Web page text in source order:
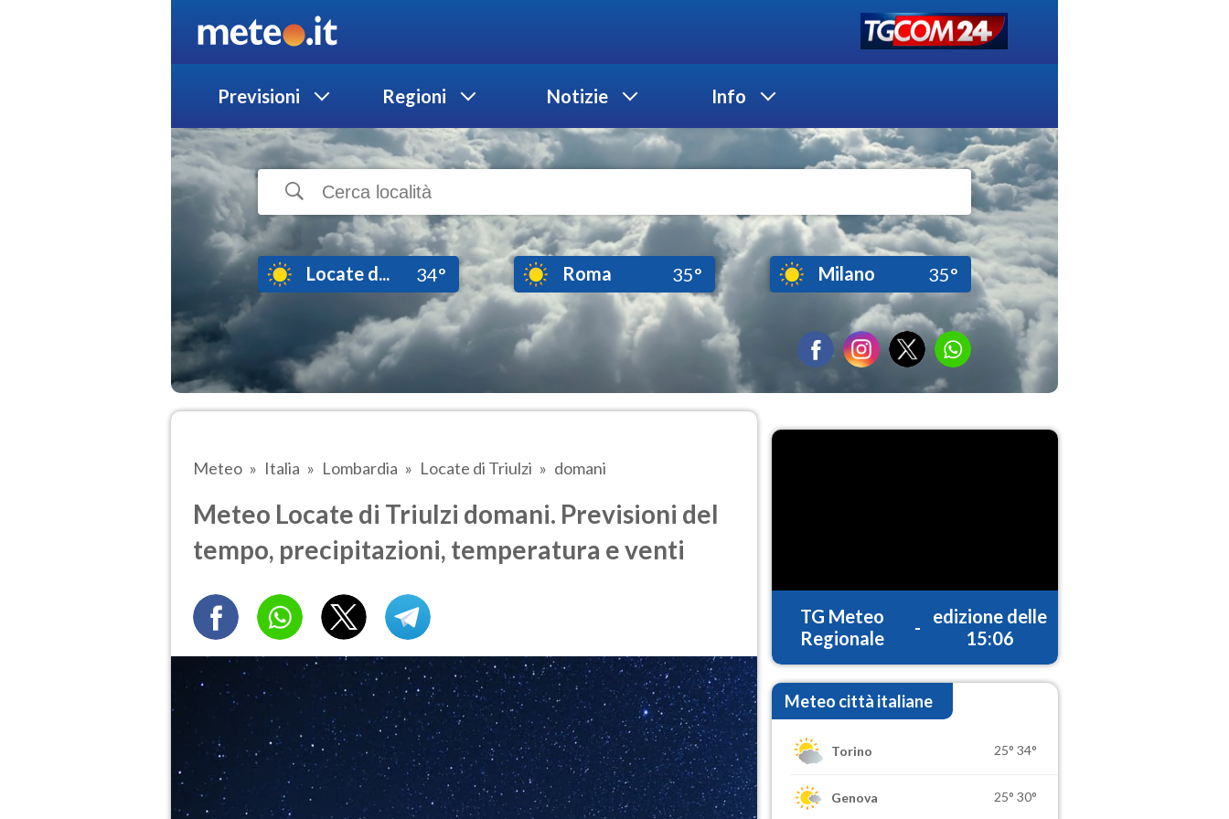
Previsioni Regioni Notizie Info
Locate d... 34° Roma 35° Milano 35°
Meteo Italia Lombardia Locate di Triulzi domani
Meteo Locate di Triulzi domani. Previsioni del
tempo, precipitazioni, temperatura e venti
TG Meteo
Regionale
-
edizione delle
15:06
Meteo città italiane
Torino 25° 34°
Genova 25° 30°